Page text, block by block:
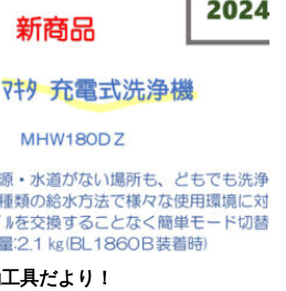
具だより！